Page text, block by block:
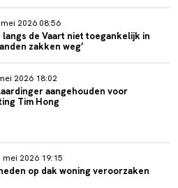
2026 08:56
langs de Vaart niet toegankelijk in
zakken weg’
2026 18:02
aangehouden voor
Tim Hong
2026 19:15
op dak woning veroorzaken